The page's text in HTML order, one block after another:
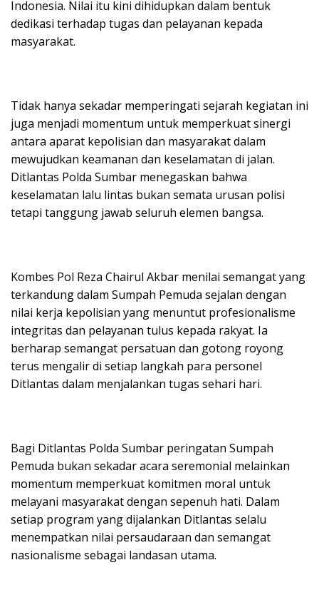
Indonesia. Nilai itu kini dihidupkan dalam bentuk
dedikasi terhadap tugas dan pelayanan kepada
masyarakat.
Tidak hanya sekadar memperingati sejarah kegiatan ini
juga menjadi momentum untuk memperkuat sinergi
antara aparat kepolisian dan masyarakat dalam
mewujudkan keamanan dan keselamatan di jalan.
Ditlantas Polda Sumbar menegaskan bahwa
keselamatan lalu lintas bukan semata urusan polisi
tetapi tanggung jawab seluruh elemen bangsa.
Kombes Pol Reza Chairul Akbar menilai semangat yang
terkandung dalam Sumpah Pemuda sejalan dengan
nilai kerja kepolisian yang menuntut profesionalisme
integritas dan pelayanan tulus kepada rakyat. Ia
berharap semangat persatuan dan gotong royong
terus mengalir di setiap langkah para personel
Ditlantas dalam menjalankan tugas sehari hari.
Bagi Ditlantas Polda Sumbar peringatan Sumpah
Pemuda bukan sekadar acara seremonial melainkan
momentum memperkuat komitmen moral untuk
melayani masyarakat dengan sepenuh hati. Dalam
setiap program yang dijalankan Ditlantas selalu
menempatkan nilai persaudaraan dan semangat
nasionalisme sebagai landasan utama.